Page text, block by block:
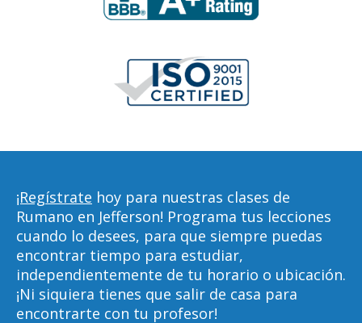
¡Regístrate hoy para nuestras clases de
Rumano en Jefferson! Programa tus lecciones
cuando lo desees, para que siempre puedas
encontrar tiempo para estudiar,
independientemente de tu horario o ubicación.
¡Ni siquiera tienes que salir de casa para
encontrarte con tu profesor!